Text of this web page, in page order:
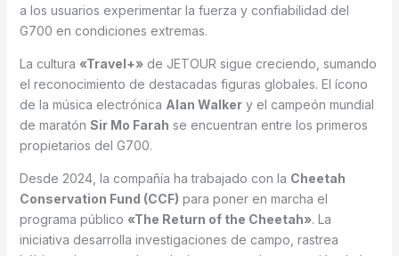
a los usuarios experimentar la fuerza y confiabilidad del
G700 en condiciones extremas.
La cultura «Travel+»de JETOUR sigue creciendo, sumando
el reconocimiento de destacadas figuras globales. El ícono
de la música electrónica Alan Walkery el campeón mundial
de maratón Sir Mo Farah se encuentran entre los primeros
propietarios del G700.
Desde 2024, la compañía ha trabajado con la Cheetah
Conservation Fund (CCF) para poner en marcha el
programa público «The Return of the Cheetah». La
iniciativa desarrolla investigaciones de campo, rastrea